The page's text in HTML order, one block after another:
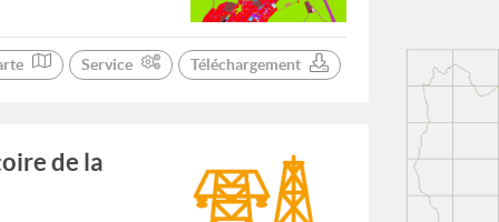
Service Téléchargement
de la